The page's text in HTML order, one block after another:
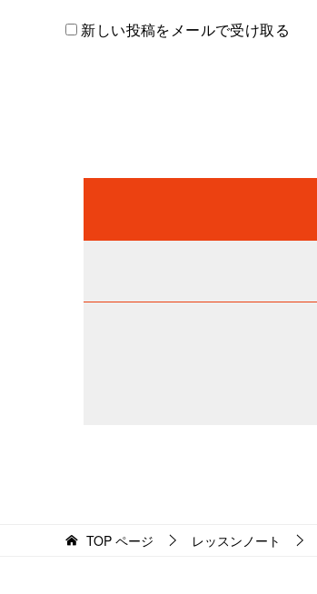
新しい投稿をメールで受け取る
TOP ページ レッスンノート